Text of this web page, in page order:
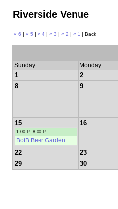
Riverside Venue
« 6 | « 5 | « 4| « 3 | « 2 | « 1 | Back
Sunday Monday
1 2
8
9
15
1:00 P -8:00 P
BotB Beer Garden
16
22 23
29
30